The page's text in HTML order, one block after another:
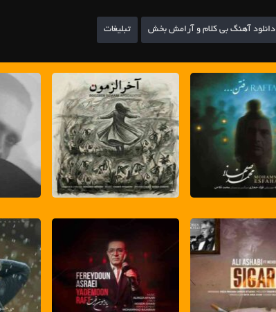
دانلود آهنگ بی کلام و آرامش بخش تبلیغات